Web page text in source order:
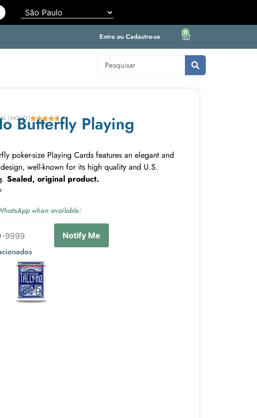
Entre ou Cadastre-se 0
| NOVO |
Butterfly Playing
poker-size Playing Cards features an elegant and
well-known for its high quality and U.S.
Sealed, original product.
when available:
Notify Me